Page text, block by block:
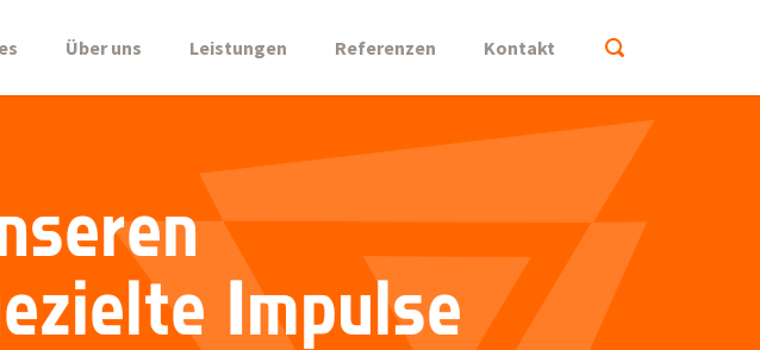
Über uns Leistungen Referenzen Kontakt
Impulse